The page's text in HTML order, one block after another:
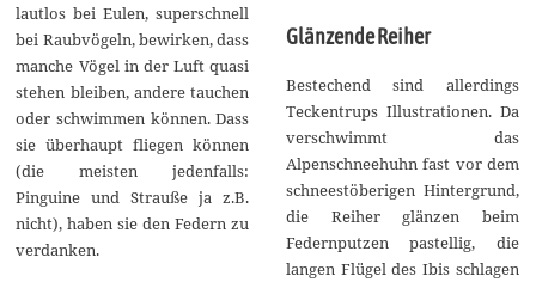
lautlos bei Eulen, superschnell
bei Raubvögeln, bewirken, dass
manche Vögel in der Luft quasi
stehen bleiben, andere tauchen
oder schwimmen können. Dass
sie überhaupt fliegen können
(die meisten jedenfalls:
Pinguine und Strauße ja z.B.
nicht), haben sie den Federn zu
verdanken.
Glänzende Reiher
Bestechend sind allerdings
Teckentrups Illustrationen. Da
verschwimmt das
Alpenschneehuhn fast vor dem
schneestöberigen Hintergrund,
die Reiher glänzen beim
Federnputzen pastellig, die
langen Flügel des Ibis schlagen